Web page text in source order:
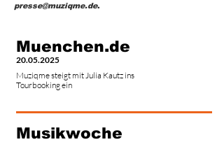
presse@muziqme.de.
Muenchen.de
20.05.2025
Muziqme steigt mit Julia Kautz ins
Tourbooking ein
Musikwoche